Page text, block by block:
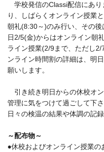
学校発信のClassi配信にあ
り、しばらくオンライン授業
朝礼(8:30～)のみ行い、その
日2/5(金)からはオンライン朝
ライン授業(2/9まで、ただし
ンライン時間割の詳細は、明
願いします。
引き続き明日からの休校オ
管理に気をつけて過ごして下
日々の検温の結果や体調の記
～配布物～
●休校およびオンライン授業の